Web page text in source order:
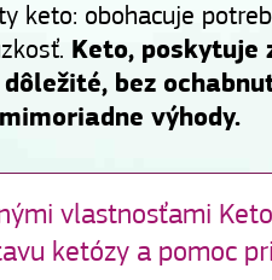
keto: obohacuje
Keto, poskytuje
dôležité, bez
výhody.
vlastnosťami
ketózy a pomoc